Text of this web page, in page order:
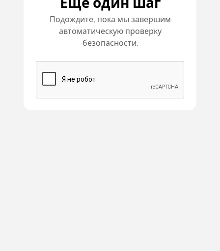
Подождите, пока мы завершим
автоматическую проверку
безопасности.